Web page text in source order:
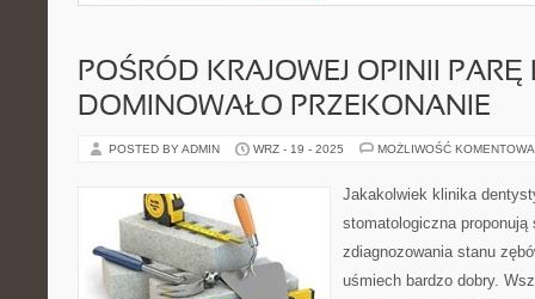
POŚRÓD KRAJOWEJ OPINII PARĘ
DOMINOWAŁO PRZEKONANIE
POSTED BY ADMIN WRZ - 19 - 2025 MOŻLIWOŚĆ
Jakakolwiek klinika
stomatologiczna proponują
zdiagnozowania stanu
uśmiech bardzo dobry.